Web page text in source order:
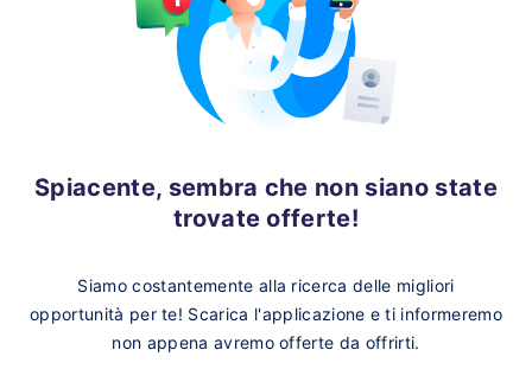
Spiacente, sembra che non siano state
trovate offerte!
Siamo costantemente alla ricerca delle migliori
opportunità per te! Scarica l'applicazione e ti informeremo
non appena avremo offerte da offrirti.